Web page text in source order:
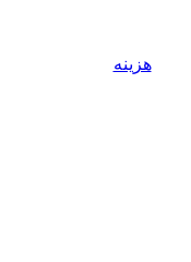
هزینه